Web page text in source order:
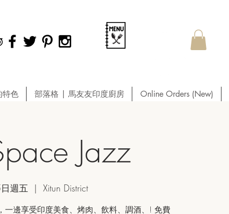
特色 部落格 | 馬友友印度廚房 Online Orders (New)
Jazz
週五
  |
Xitun District
一邊享受印度美食、烤肉、飲料、調酒、! 免費